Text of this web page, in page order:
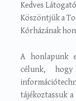
Kedves
Köszöntjük a
Kórházának
A honlapunk
célunk,
tájékoztassuk